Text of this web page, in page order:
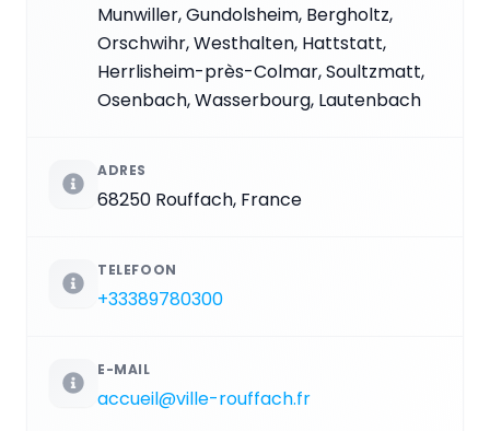
Munwiller, Gundolsheim, Bergholtz,
Orschwihr, Westhalten, Hattstatt,
Herrlisheim-près-Colmar, Soultzmatt,
Osenbach, Wasserbourg, Lautenbach
ADRES
68250 Rouffach, France
TELEFOON
+33389780300
E-MAIL
accueil@ville-rouffach.fr